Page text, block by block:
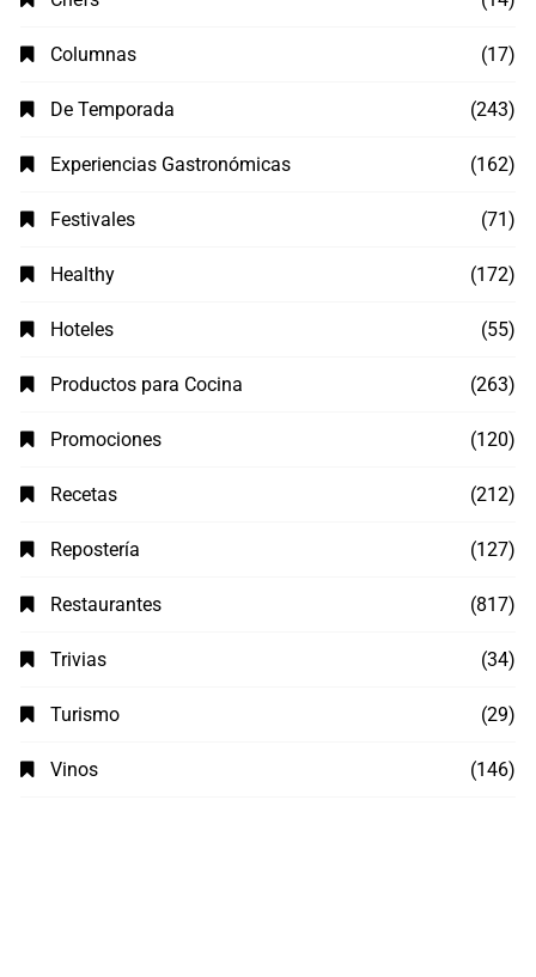
Columnas (17)
De Temporada (243)
Experiencias Gastronómicas (162)
Festivales (71)
Healthy (172)
Hoteles (55)
Productos para Cocina (263)
Promociones (120)
Recetas (212)
Repostería (127)
Restaurantes (817)
Trivias (34)
Turismo (29)
Vinos (146)